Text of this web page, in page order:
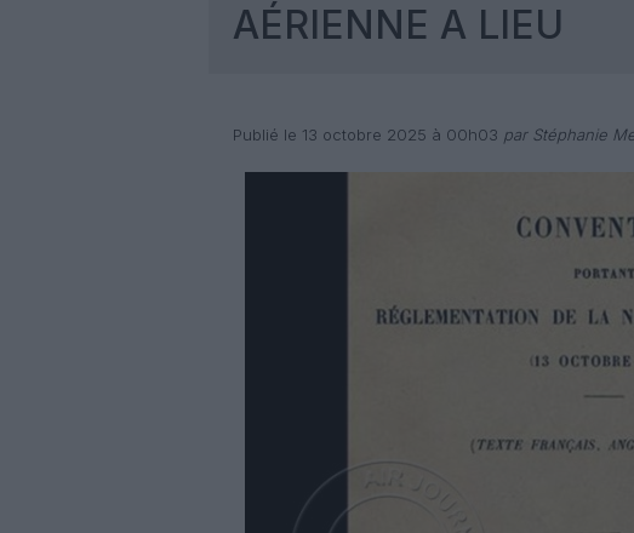
AÉRIENNE A LIEU
Publié le 13 octobre 2025 à 00h03 par Stéphanie